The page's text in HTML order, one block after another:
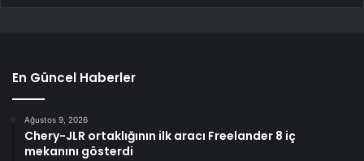
En Güncel Haberler
Ağustos 9, 2026
Chery-JLR ortaklığının ilk aracı Freelander 8 iç
mekanını gösterdi